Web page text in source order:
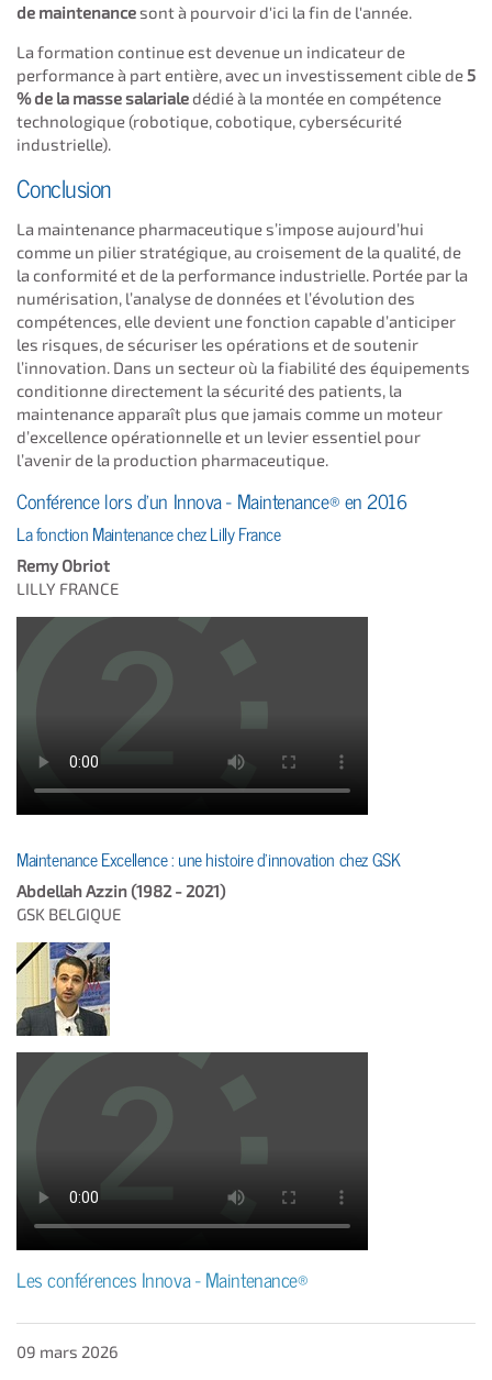
de maintenancesont à pourvoir d'ici la fin de l'année.
La formation continue est devenue un indicateur de
performance à part entière, avec un investissement cible de 5
% de la masse salarialedédié à la montée en compétence
technologique (robotique, cobotique, cybersécurité
industrielle).
Conclusion
La maintenance pharmaceutique s’impose aujourd’hui
comme un pilier stratégique, au croisement de la qualité, de
la conformité et de la performance industrielle. Portée par la
numérisation, l’analyse de données et l’évolution des
compétences, elle devient une fonction capable d’anticiper
les risques, de sécuriser les opérations et de soutenir
l’innovation. Dans un secteur où la fiabilité des équipements
conditionne directement la sécurité des patients, la
maintenance apparaît plus que jamais comme un moteur
d’excellence opérationnelle et un levier essentiel pour
l’avenir de la production pharmaceutique.
Conférence lors d'un Innova - Maintenance® en 2016
La fonction Maintenance chez Lilly France
Remy Obriot
LILLY FRANCE
Maintenance Excellence : une histoire d'innovation chez GSK
Abdellah Azzin (1982 - 2021)
GSK BELGIQUE
Les conférences Innova - Maintenance®
09 mars 2026